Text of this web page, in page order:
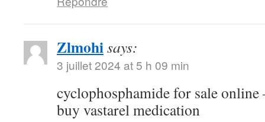
Zlmohisays:
3 juillet 2024 at 5 h 09 min
cyclophosphamide for sale
buy vastarel medication